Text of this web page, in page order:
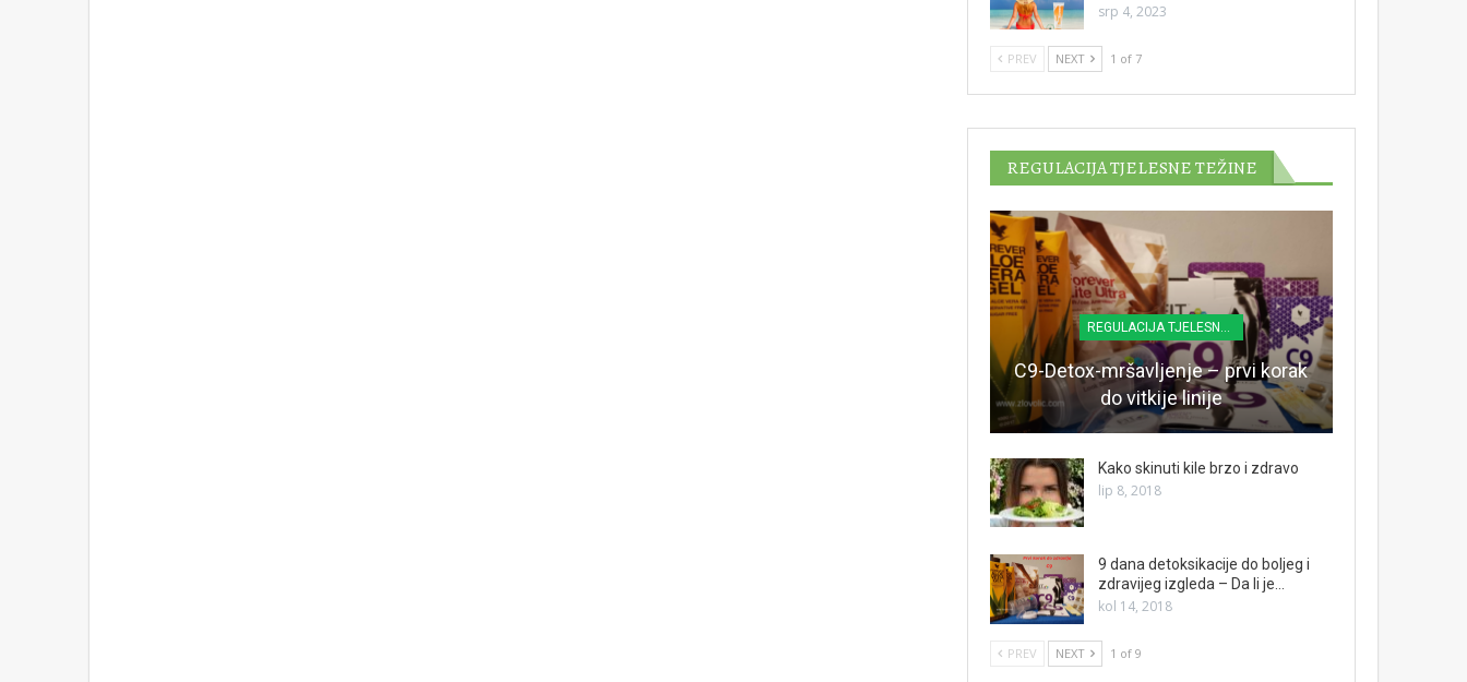
srp 4, 2023
PREV NEXT 1 of 7
REGULACIJA TJELESNE TEŽINE
C9-Detox-mršavljenje – prvi korak
do vitkije linije
Kako skinuti kile brzo i zdravo
lip 8, 2018
9 dana detoksikacije do boljeg i
zdravijeg izgleda – Da li je…
kol 14, 2018
PREV NEXT 1 of 9